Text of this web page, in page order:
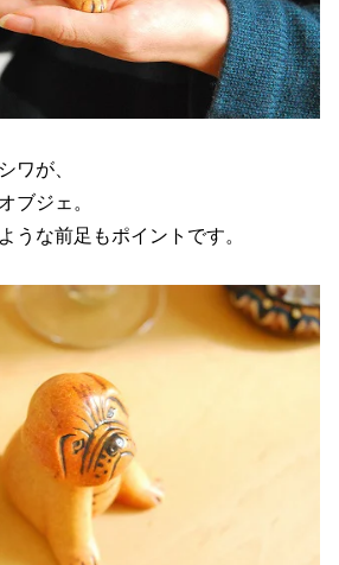
ワが、
ブジェ。
うな前足もポイントです。